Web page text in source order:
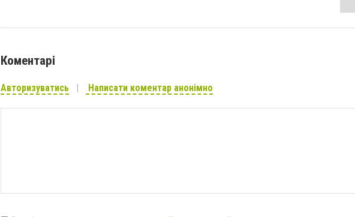
Коментарі
Авторизуватись Написати коментар анонімно